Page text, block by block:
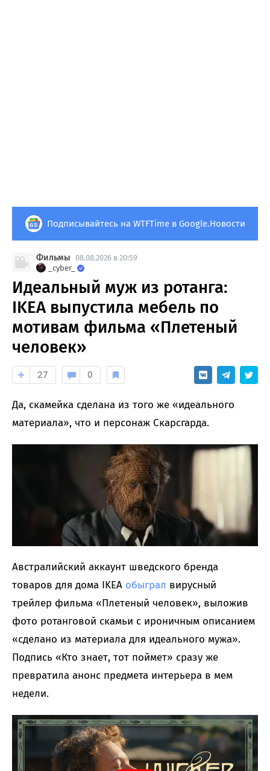
Подписывайтесь на WTFTime в Google.Новости
Фильмы 08.08.2026 в 20:59
_cyber_
Идеальный муж из ротанга:
IKEA выпустила мебель по
мотивам фильма «Плетеный
человек»
27 0
Да, скамейка сделана из того же «идеального
материала», что и персонаж Скарсгарда.
Австралийский аккаунт шведского бренда
товаров для дома IKEA обыграл вирусный
трейлер фильма «Плетеный человек», выложив
фото ротанговой скамьи с ироничным описанием
«сделано из материала для идеального мужа».
Подпись «Кто знает, тот поймет» сразу же
превратила анонс предмета интерьера в мем
недели.